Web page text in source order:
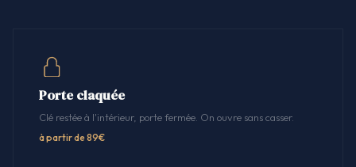
Porte claquée
Clé restée à l'intérieur, porte fermée. On ouvre sans casser.
à partir de 89€